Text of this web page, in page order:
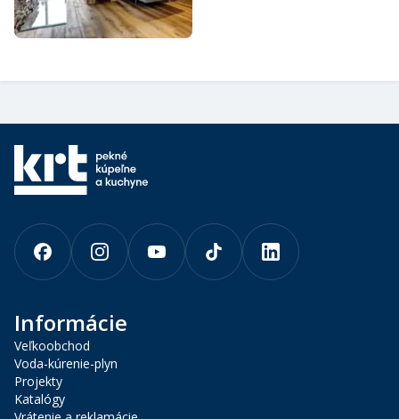
Informácie
Veľkoobchod
Voda-kúrenie-plyn
Projekty
Katalógy